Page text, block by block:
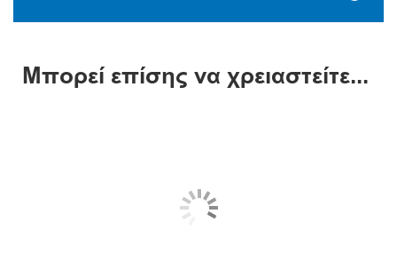
Μπορεί επίσης να χρειαστείτε...